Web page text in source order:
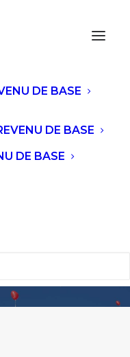
DE BASE
DE BASE
DE BASE
pour
travail